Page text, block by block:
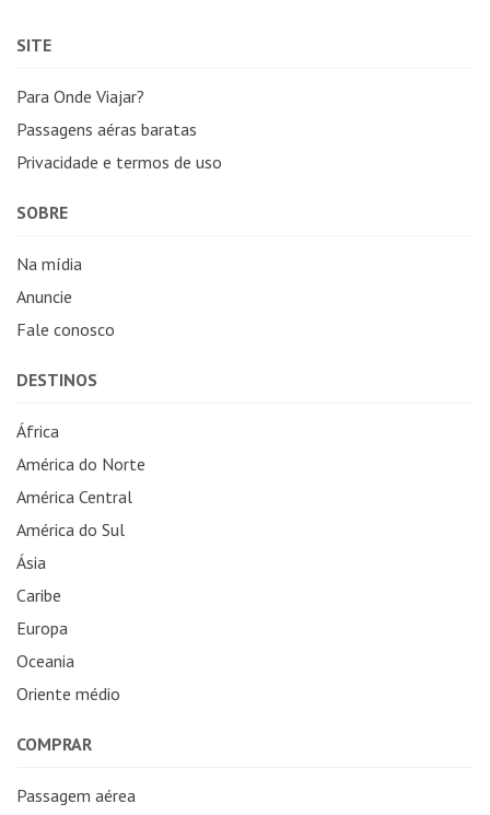
SITE
Para Onde Viajar?
Passagens aéras baratas
Privacidade e termos de uso
SOBRE
Na mídia
Anuncie
Fale conosco
DESTINOS
África
América do Norte
América Central
América do Sul
Ásia
Caribe
Europa
Oceania
Oriente médio
COMPRAR
Passagem aérea